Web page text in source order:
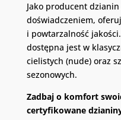
Jako producent
doświadczeniem,
i powtarzalność
dostępna jest w
cielistych (nude) oraz
sezonowych.
Zadbaj o komfort
certyfikowane